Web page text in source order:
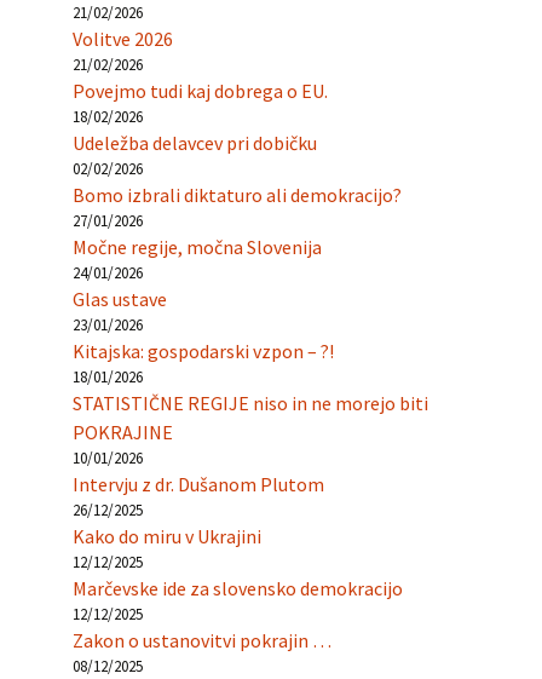
21/02/2026
Volitve 2026
21/02/2026
Povejmo tudi kaj dobrega o EU.
18/02/2026
Udeležba delavcev pri dobičku
02/02/2026
Bomo izbrali diktaturo ali demokracijo?
27/01/2026
Močne regije, močna Slovenija
24/01/2026
Glas ustave
23/01/2026
Kitajska: gospodarski vzpon – ?!
18/01/2026
STATISTIČNE REGIJE niso in ne morejo biti
POKRAJINE
10/01/2026
Intervju z dr. Dušanom Plutom
26/12/2025
Kako do miru v Ukrajini
12/12/2025
Marčevske ide za slovensko demokracijo
12/12/2025
Zakon o ustanovitvi pokrajin …
08/12/2025